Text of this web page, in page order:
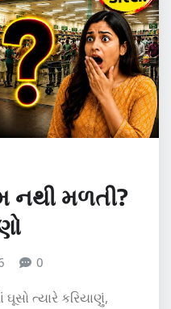
નથી મળતી?
0
ઘૂસો ત્યારે કરિયાણું,